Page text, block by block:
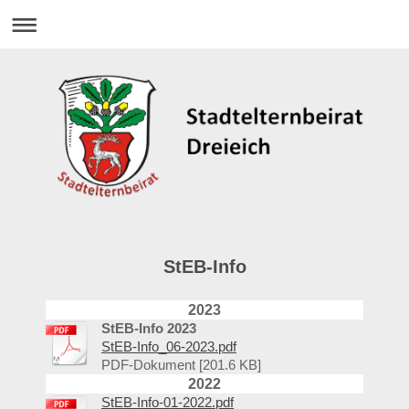
StEB-Info
2023
StEB-Info 2023
StEB-Info_06-2023.pdf
PDF-Dokument [201.6 KB]
2022
StEB-Info-01-2022.pdf